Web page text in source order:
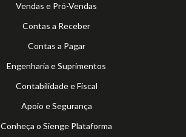
Vendas e Pró-Vendas
Contas a Receber
Contas a Pagar
Engenharia e Suprimentos
Contabilidade e Fiscal
Apoio e Segurança
Conheça o Sienge Plataforma